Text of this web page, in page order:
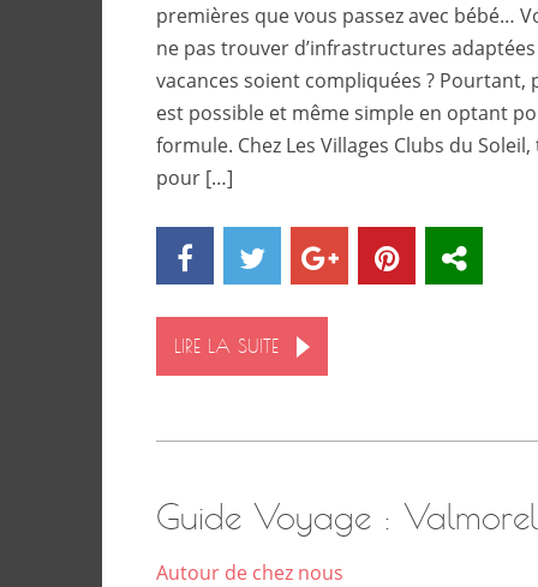
premières que vous passez avec bébé…
ne pas trouver d’infrastructures
vacances soient compliquées ? Pourtant,
est possible et même simple en optant
formule. Chez Les Villages Clubs du
pour […]
LIRE LA SUITE
Guide Voyage : Valmorel
Autour de chez nous